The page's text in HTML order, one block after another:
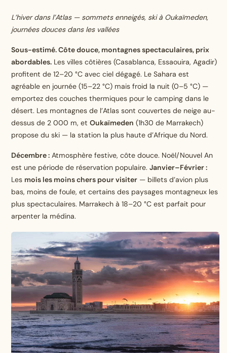
L’hiver dans l’Atlas — sommets enneigés, ski à Oukaïmeden,
journées douces dans les vallées
Sous-estimé. Côte douce, montagnes spectaculaires, prix
abordables. Les villes côtières (Casablanca, Essaouira, Agadir)
profitent de 12–20 °C avec ciel dégagé. Le Sahara est
agréable en journée (15–22 °C) mais froid la nuit (0–5 °C) —
emportez des couches thermiques pour le camping dans le
désert. Les montagnes de l’Atlas sont couvertes de neige au-
dessus de 2 000 m, etOukaïmeden (1h30 de Marrakech)
propose du ski — la station la plus haute d’Afrique du Nord.
Décembre : Atmosphère festive, côte douce. Noël/Nouvel An
est une période de réservation populaire.Janvier–Février :
Les mois les moins chers pour visiter — billets d’avion plus
bas, moins de foule, et certains des paysages montagneux les
plus spectaculaires. Marrakech à 18–20 °C est parfait pour
arpenter la médina.